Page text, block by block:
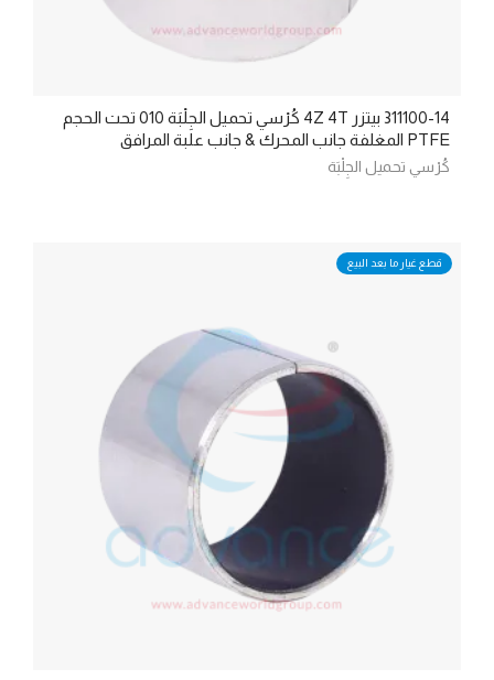
311100-14 بيتزر 4Z 4T كُرْسي تحميل الجِلْبَة 010 تحت الحجم
PTFE المغلفة جانب المحرك & جانب علبة المرافق
كُرْسي تحميل الجِلْبَة
قطع غيار ما بعد البيع